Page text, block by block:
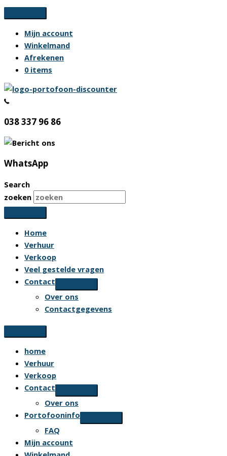
Ga
naar
inhoud
Mijn account
Winkelmand
Afrekenen
0 items
038 337 96 86
WhatsApp
Search
zoeken
Home
Verhuur
Verkoop
Veel gestelde vragen
Contact
Over ons
Contactgegevens
home
Verhuur
Verkoop
Contact
Over ons
Portofooninfo
FAQ
Mijn account